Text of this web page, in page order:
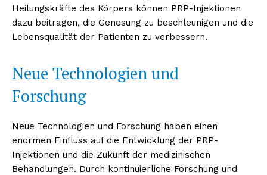
Heilungskräfte des Körpers können PRP-Injektionen
dazu beitragen, die Genesung zu beschleunigen und die
Lebensqualität der Patienten zu verbessern.
Neue Technologien und
Forschung
Neue Technologien und Forschung haben einen
enormen Einfluss auf die Entwicklung der PRP-
Injektionen und die Zukunft der medizinischen
Behandlungen. Durch kontinuierliche Forschung und